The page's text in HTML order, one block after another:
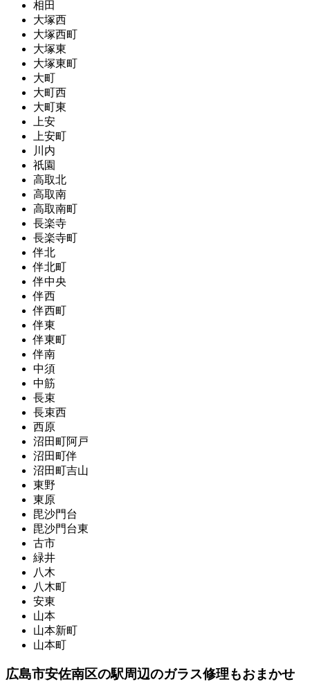
相田
大塚西
大塚西町
大塚東
大塚東町
大町
大町西
大町東
上安
上安町
川内
祇園
高取北
高取南
高取南町
長楽寺
長楽寺町
伴北
伴北町
伴中央
伴西
伴西町
伴東
伴東町
伴南
中須
中筋
長束
長束西
西原
沼田町阿戸
沼田町伴
沼田町吉山
東野
東原
毘沙門台
毘沙門台東
古市
緑井
八木
八木町
安東
山本
山本新町
山本町
広島市安佐南区の駅周辺のガラス修理もおまかせ